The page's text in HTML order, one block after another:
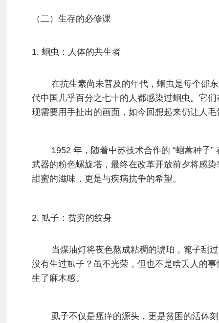
（二）生存的必修课
1. 蛔虫：人体的共生者
在抗生素尚未普及的年代，蛔虫是每个邵东
代中国几乎百分之七十的人都感染过蛔虫。它
现需要用手扯出的画面，如今回想起来仍让人毛
1952 年，随着中苏技术合作的 “蛔蒿种子”
武器的粉色螺旋塔，最终在改革开放前夕将感染
甜蜜的滋味，更是与疾病抗争的希望。
2. 虱子：贫穷的纹身
当煤油灯将夜色熬成粘稠的琥珀，篦子刮过
没有生过虱子？虽不光荣，但也不是啥丢人的
生了麻木感。
虱子不仅是瘙痒的源头，更是贫困的活体